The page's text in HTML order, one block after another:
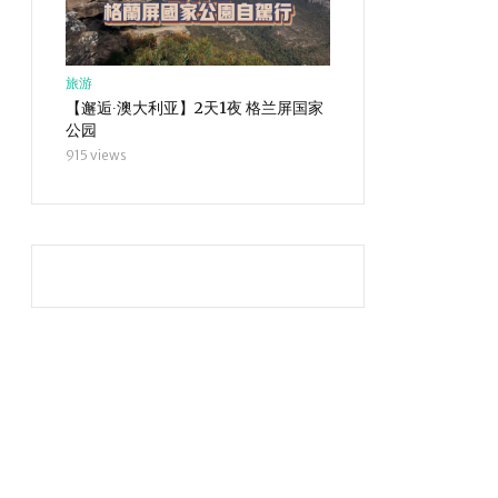
旅游
【邂逅∙澳大利亚】2天1夜 格兰屏国家
公园
915 views